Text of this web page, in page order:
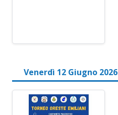
Venerdì 12 Giugno 2026